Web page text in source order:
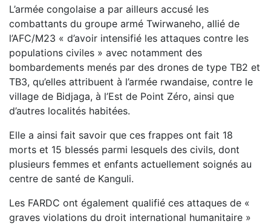
L’armée congolaise a par ailleurs accusé les
combattants du groupe armé Twirwaneho, allié de
l’AFC/M23 « d’avoir intensifié les attaques contre les
populations civiles » avec notamment des
bombardements menés par des drones de type TB2 et
TB3, qu’elles attribuent à l’armée rwandaise, contre le
village de Bidjaga, à l’Est de Point Zéro, ainsi que
d’autres localités habitées.
Elle a ainsi fait savoir que ces frappes ont fait 18
morts et 15 blessés parmi lesquels des civils, dont
plusieurs femmes et enfants actuellement soignés au
centre de santé de Kanguli.
Les FARDC ont également qualifié ces attaques de «
graves violations du droit international humanitaire »